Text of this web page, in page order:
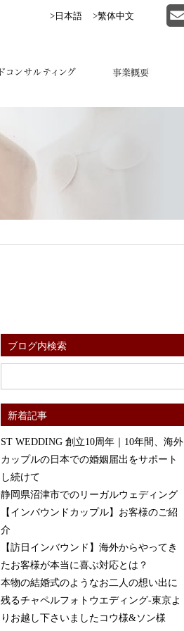
>日本語 >繁体中文
ブログ内検索
新着記事
ST WEDDING 創立10周年｜10年間、海外
カップルの日本での婚姻届出をサポート
し続けて
静岡県沼津市でのリーガルウェディング
【インバウンドカップル】お客様のご紹
介
【訪日インバウンド】海外からやってき
たお客様が本当に喜ぶ対応とは？
本物の結婚式のようなお二人の想い出に
残るチャペルフォトウエディング-東京よ
りお越し下さいましたコウ様&ソン様